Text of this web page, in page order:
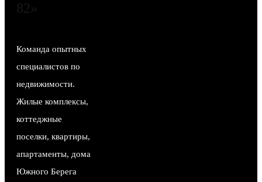
82»
Команда опытных
специалистов по
недвижимости.
Жилые комплексы,
коттеджные
поселки, квартиры,
апартаменты, дома
Южного Берега